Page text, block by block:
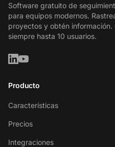
Software gratuito de
para equipos modernos.
proyectos y obtén información.
siempre hasta 10 usuarios.
Producto
Características
Precios
Integraciones